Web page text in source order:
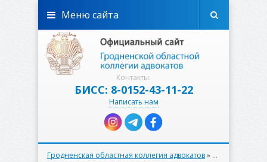
Контакты:
БИСС: 8-0152-43-11-22
Написать нам
Меню сайта
Гродненская областная коллегия адвокатов» Материалы за 24.05.2024